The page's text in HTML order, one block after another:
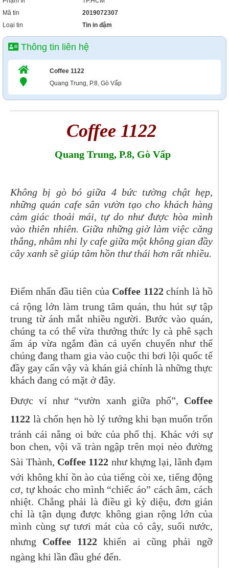
Mã tin
2019072307
Loại tin
Tin in đậm
Thông tin liên hệ
Coffee 1122
Quang Trung, P.8, Gò Vấp
Coffee 1122
Quang Trung, P.8, Gò Vấp
Không bị gò bó giữa 4 bức tường chật hẹp,
những quán cafe sân vườn tạo cho khách hàng
cảm giác thoải mái, tự do như được hòa mình
vào thiên nhiên. Giữa những giờ làm việc căng
thẳng, nhâm nhi ly cafe giữa một không gian đầy
cây xanh sẽ giúp tâm hồn thư thái hơn rất nhiều.
Điểm nhấn đầu tiên của Coffee 1122chính là hồ
cá rộng lớn làm trung tâm quán, thu hút sự tập
trung từ ánh mắt nhiều người. Bước vào quán,
chúng ta có thể vừa thưởng thức ly cà phê sạch
ấm áp vừa ngắm đàn cá uyển chuyển như thể
chúng đang tham gia vào cuộc thi bơi lội quốc tế
đầy gay cấn vậy và khán giả chính là những thực
khách đang có mặt ở đây.
Được ví như “vườn xanh giữa phố”, Coffee
1122 là chốn hẹn hò lý tưởng khi bạn muốn trốn
tránh cái nắng oi bức của phố thị. Khác với sự
bon chen, vội vã tràn ngập trên mọi nẻo đường
Sài Thành, Coffee 1122 như khựng lại, lãnh đạm
với không khí ồn ào của tiếng còi xe, tiếng động
cơ, tự khoác cho mình “chiếc áo” cách âm, cách
nhiệt. Chẳng phải là điều gì kỳ diệu, đơn giản
chỉ là tận dụng được không gian rộng lớn của
mình cùng sự tươi mát của cỏ cây, suối nước,
nhưng Coffee 1122 khiến ai cũng phải ngỡ
ngàng khi lần đầu ghé đến.